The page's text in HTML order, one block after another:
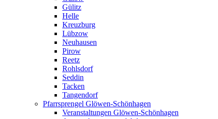
Gülitz
Helle
Kreuzburg
Lübzow
Neuhausen
Pirow
Reetz
Rohlsdorf
Seddin
Tacken
Tangendorf
Pfarrsprengel Glöwen-Schönhagen
Veranstaltungen Glöwen-Schönhagen